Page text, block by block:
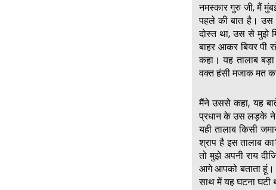
नमस्कार गुरु जी, मैं
पहले की बात है। उस
दोस्त था, उस से मुझे
बाहर आकर बियर पी
कहा। यह तालाब
वक्त हंसी मजाक मत
मैंने उससे कहा, यह
प्रधान के उस लड़के ने
यही तालाब किसी
श्राप है इस तालाब
तो मुझे अपनी राय
आगे आपको बताता
साथ में यह घटना घटी